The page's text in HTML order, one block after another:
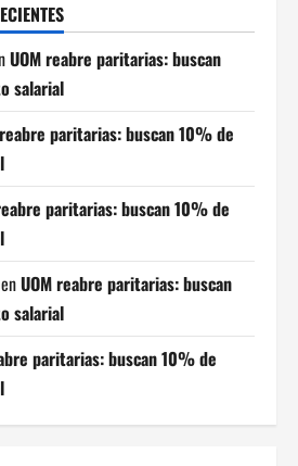
UOM reabre paritarias: buscan
salarial
paritarias: buscan 10% de
paritarias: buscan 10% de
enUOM reabre paritarias: buscan
salarial
paritarias: buscan 10% de